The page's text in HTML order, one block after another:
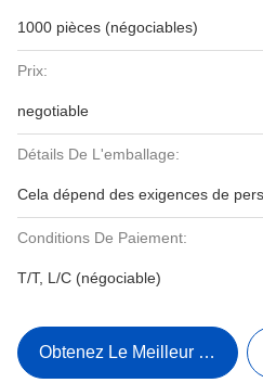
1000 pièces (négociables)
Prix:
negotiable
Détails De L'emballage:
Cela dépend des exigences de
Conditions De Paiement:
T/T, L/C (négociable)
Obtenez Le Meilleur Prix